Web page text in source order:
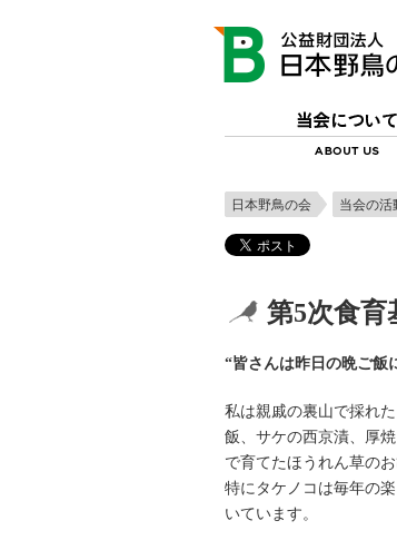
日本野鳥の会 当会の活
第5次食育
“皆さんは昨日の晩ご飯
私は親戚の裏山で採れ
飯、サケの西京漬、厚
で育てたほうれん草の
特にタケノコは毎年の
いています。